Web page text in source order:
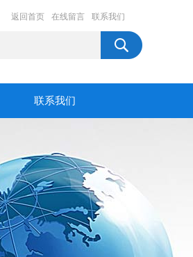
返回首页 在线留言 联系我们
联系我们